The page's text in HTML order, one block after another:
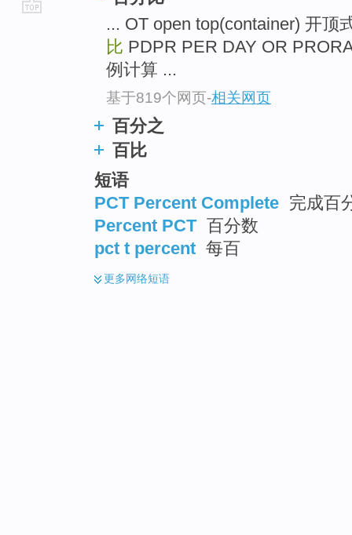
... OT open top(container) 开顶
比 PDPR PER DAY OR
例计算 ...
基于819个网页-相关网页
百分之
百比
短语
PCT Percent Complete 完成百
Percent PCT 百分数
pct t percent 每百
更多网络短语